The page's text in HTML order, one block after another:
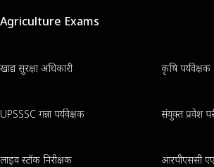
Agriculture Exams
खाद्य सुरक्षा अधिकारी कृषि पर्यवेक्षक
UPSSSC गन्ना पर्यवेक्षक संयुक्त प्रवेश
लाइव स्टॉक निरीक्षक आरपीएससी